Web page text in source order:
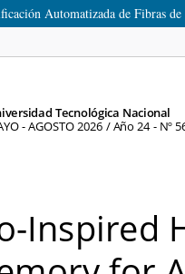
Automatizada de Fibras